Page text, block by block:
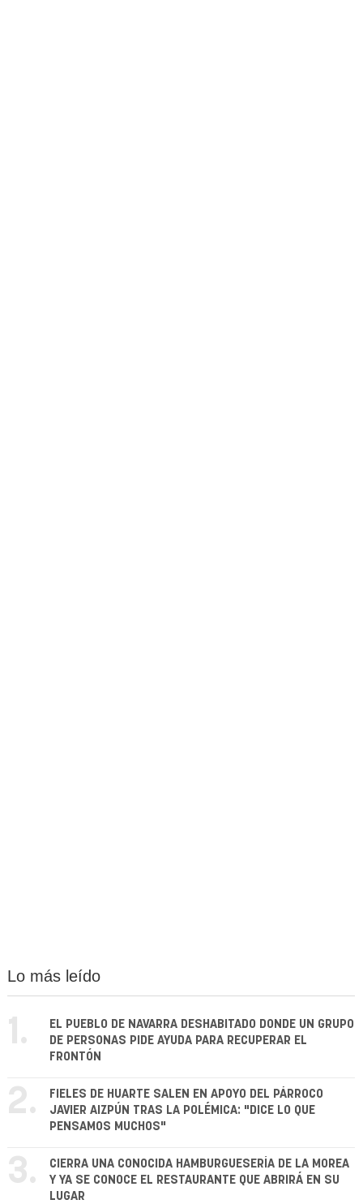
Lo más leído
1.
EL PUEBLO DE NAVARRA DESHABITADO DONDE UN GRUPO
DE PERSONAS PIDE AYUDA PARA RECUPERAR EL
FRONTÓN
2.
FIELES DE HUARTE SALEN EN APOYO DEL PÁRROCO
JAVIER AIZPÚN TRAS LA POLÉMICA: "DICE LO QUE
PENSAMOS MUCHOS"
3.
CIERRA UNA CONOCIDA HAMBURGUESERÍA DE LA MOREA
Y YA SE CONOCE EL RESTAURANTE QUE ABRIRÁ EN SU
LUGAR